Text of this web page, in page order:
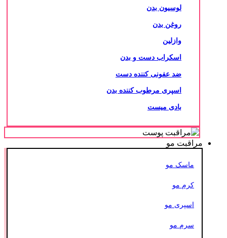
لوسیون بدن
روغن بدن
وازلین
اسکراب دست و بدن
ضد عفونی کننده دست
اسپری مرطوب کننده بدن
بادی میست
مراقبت مو
ماسک مو
کرم مو
اسپری مو
سرم مو